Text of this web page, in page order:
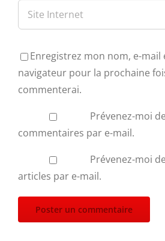
Enregistrez mon nom, e-mail
navigateur pour la prochaine
commenterai.
Prévenez-moi
commentaires par e-mail.
Prévenez-moi
articles par e-mail.